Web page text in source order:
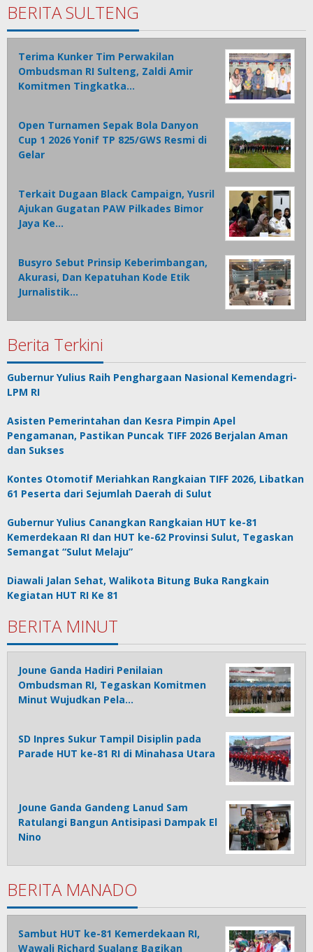
BERITA SULTENG
Terima Kunker Tim Perwakilan
Ombudsman RI Sulteng, Zaldi Amir
Komitmen Tingkatka…
Open Turnamen Sepak Bola Danyon
Cup 1 2026 Yonif TP 825/GWS Resmi di
Gelar
Terkait Dugaan Black Campaign, Yusril
Ajukan Gugatan PAW Pilkades Bimor
Jaya Ke…
Busyro Sebut Prinsip Keberimbangan,
Akurasi, Dan Kepatuhan Kode Etik
Jurnalistik…
Berita Terkini
Gubernur Yulius Raih Penghargaan Nasional Kemendagri-
LPM RI
Asisten Pemerintahan dan Kesra Pimpin Apel
Pengamanan, Pastikan Puncak TIFF 2026 Berjalan Aman
dan Sukses
Kontes Otomotif Meriahkan Rangkaian TIFF 2026, Libatkan
61 Peserta dari Sejumlah Daerah di Sulut
Gubernur Yulius Canangkan Rangkaian HUT ke-81
Kemerdekaan RI dan HUT ke-62 Provinsi Sulut, Tegaskan
Semangat “Sulut Melaju”
Diawali Jalan Sehat, Walikota Bitung Buka Rangkain
Kegiatan HUT RI Ke 81
BERITA MINUT
Joune Ganda Hadiri Penilaian
Ombudsman RI, Tegaskan Komitmen
Minut Wujudkan Pela…
SD Inpres Sukur Tampil Disiplin pada
Parade HUT ke-81 RI di Minahasa Utara
Joune Ganda Gandeng Lanud Sam
Ratulangi Bangun Antisipasi Dampak El
Nino
BERITA MANADO
Sambut HUT ke-81 Kemerdekaan RI,
Wawali Richard Sualang Bagikan